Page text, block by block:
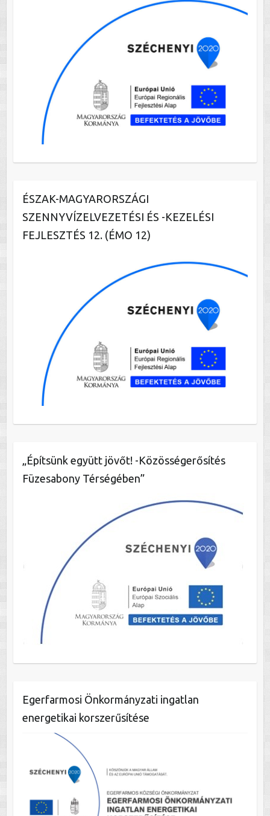
ÉSZAK-MAGYARORSZÁGI
SZENNYVÍZELVEZETÉSI ÉS -KEZELÉSI
FEJLESZTÉS 12. (ÉMO 12)
„Építsünk együtt jövőt! -Közösségerősítés
Füzesabony Térségében”
Egerfarmosi Önkormányzati ingatlan
energetikai korszerűsítése